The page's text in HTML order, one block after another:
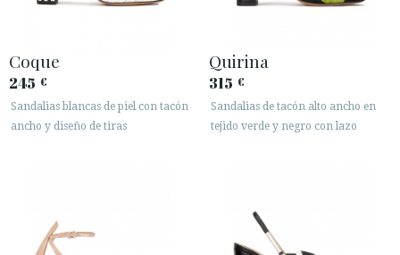
Coque
245 €
Sandalias blancas de piel con tacón
ancho y diseño de tiras
Quirina
315 €
Sandalias de tacón alto ancho en
tejido verde y negro con lazo